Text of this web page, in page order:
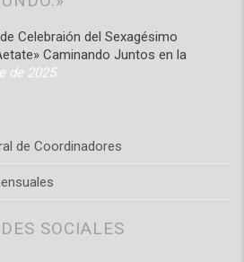
Celebraión del Sexagésimo
Caminando Juntos en la
de 2025
de Coordinadores
SOCIALES